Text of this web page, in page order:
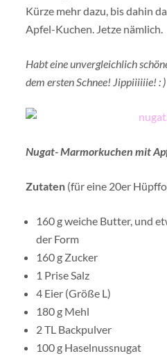
Kürze mehr dazu, bis dahin
Apfel-Kuchen. Jetze nämlich.
Habt eine unvergleichlich
dem ersten Schnee! Jippiiiiiie! : )
Nugat- Marmorkuchen mit
Zutaten (für eine 20er
160 g weiche Butter, und
der Form
160 g Zucker
1 Prise Salz
4 Eier (Größe L)
180 g Mehl
2 TL Backpulver
100 g Haselnussnugat